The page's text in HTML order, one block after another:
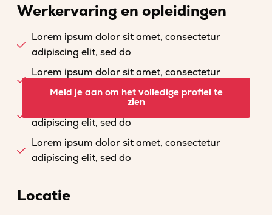
Werkervaring en opleidingen
Lorem ipsum dolor sit amet, consectetur
adipiscing elit, sed do
Lorem ipsum dolor sit amet, consectetur
adipiscing elit, sed do
Lorem ipsum dolor sit amet, consectetur
adipiscing elit, sed do
Lorem ipsum dolor sit amet, consectetur
adipiscing elit, sed do
Meld je aan om het volledige profiel te
zien
Locatie